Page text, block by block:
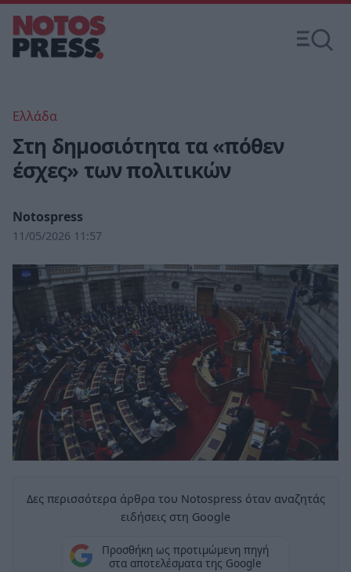
Ελλάδα
Στη δημοσιότητα τα «πόθεν
έσχες» των πολιτικών
Notospress
11/05/2026 11:57
Δες περισσότερα άρθρα του Notospress όταν αναζητάς
ειδήσεις στη Google
Προσθήκη ως προτιμώμενη πηγή
στα αποτελέσματα της Google